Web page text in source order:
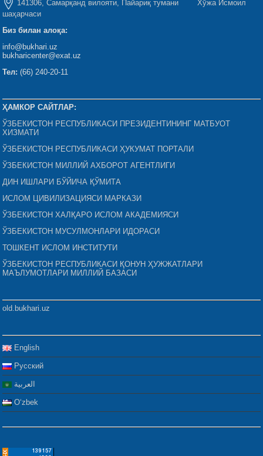
141306, Самарқанд вилояти, Пайариқ тумани Хўжа Исмоил
шаҳарчаси
Биз билан алоқа:
info@bukhari.uz
bukharicenter@exat.uz
Тел: (66) 240-20-11
ҲАМКОР САЙТЛАР:
ЎЗБЕКИСТОН РЕСПУБЛИКАСИ ПРЕЗИДЕНТИНИНГ МАТБУОТ
ХИЗМАТИ
ЎЗБЕКИСТОН РЕСПУБЛИКАСИ ҲУКУМАТ ПОРТАЛИ
ЎЗБЕКИСТОН МИЛЛИЙ АХБОРОТ АГЕНТЛИГИ
ДИН ИШЛАРИ БЎЙИЧА ҚЎМИТА
ИСЛОМ ЦИВИЛИЗАЦИЯСИ МАРКАЗИ
ЎЗБЕКИСТОН ХАЛҚАРО ИСЛОМ АКАДЕМИЯСИ
ЎЗБЕКИСТОН МУСУЛМОНЛАРИ ИДОРАСИ
ТОШКЕНТ ИСЛОМ ИНСТИТУТИ
ЎЗБЕКИСТОН РЕСПУБЛИКАСИ ҚОНУН ҲУЖЖАТЛАРИ
МАЪЛУМОТЛАРИ МИЛЛИЙ БАЗАСИ
old.bukhari.uz
English
Русский
العربية
Oʻzbek